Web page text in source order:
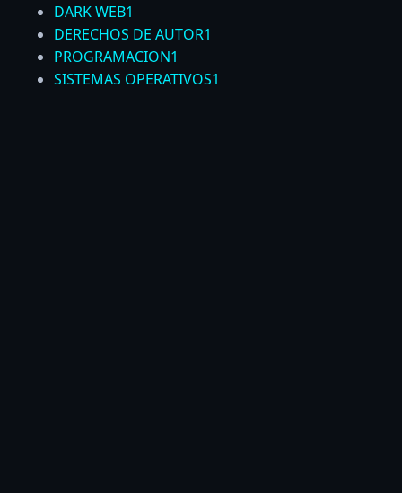
DARK WEB1
DERECHOS DE AUTOR1
PROGRAMACION1
SISTEMAS OPERATIVOS1